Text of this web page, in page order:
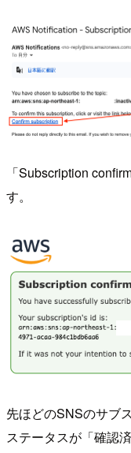
「Subscription
す。
先ほどのSNSのサブ
ステータスが「確認